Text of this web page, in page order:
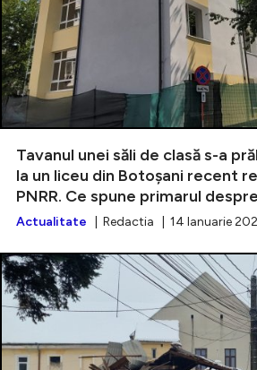
Tavanul unei săli de clasă s-a
la un liceu din Botoșani recent
PNRR. Ce spune primarul
Actualitate | Redactia | 14 Ianuarie